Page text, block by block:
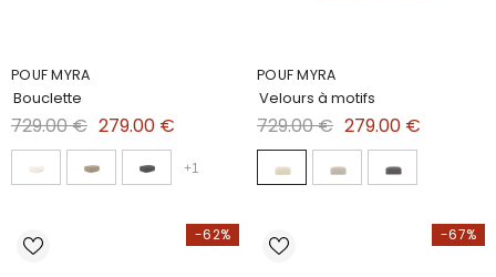
POUF MYRA
Bouclette
729.00 € 279.00 €
+1
POUF MYRA
Velours à motifs
729.00 € 279.00 €
-62% -67%